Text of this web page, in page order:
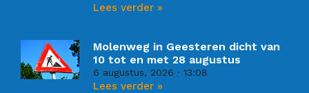
Lees verder »
Molenweg in Geesteren dicht van
10 tot en met 28 augustus
6 augustus, 2026 13:08
Lees verder »